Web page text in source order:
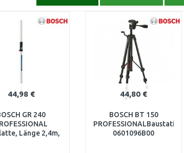
44,98 €
GR 240
Länge 2,4m,
44,80 €
BOSCH BT 150
PROFESSIONALBaustativ,
0601096B00